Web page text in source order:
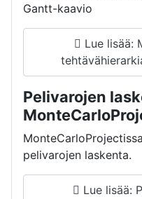
Gantt-kaavio
Lue lisää:
Pelivarojen
pelivarojen laskenta.
Lue lisää: